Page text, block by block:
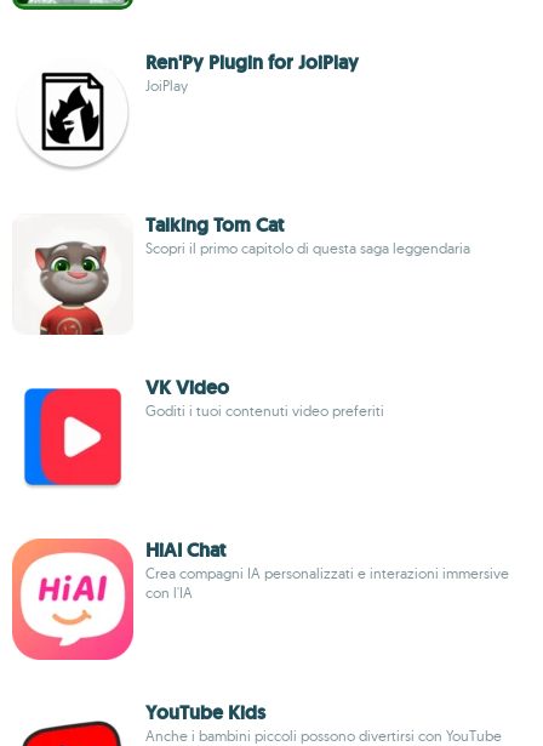
Ren'Py Plugin for JoiPlay
JoiPlay
Talking Tom Cat
Scopri il primo capitolo di questa saga leggendaria
VK Video
Goditi i tuoi contenuti video preferiti
HiAI Chat
Crea compagni IA personalizzati e interazioni immersive
con l'IA
YouTube Kids
Anche i bambini piccoli possono divertirsi con YouTube